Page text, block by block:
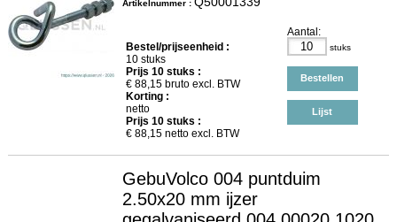
Artikelnummer :
Bestel/prijseenheid :
10 stuks
Prijs 10stuks :
€ 88,15bruto excl. BTW
Korting :
netto
Prijs 10stuks :
€ 88,15netto excl. BTW
Aantal:
stuks
Bestellen
Lijst
GebuVolco 004 puntduim
2.50x20 mm ijzer